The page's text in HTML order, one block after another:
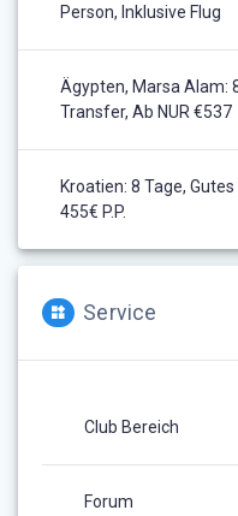
Person, Inklusive Flug
Ägypten, Marsa Alam:
Transfer, Ab NUR €537
Kroatien: 8 Tage,
455€ P.P.
Service
Club Bereich
Forum